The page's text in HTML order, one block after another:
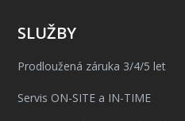
SLUŽBY
Prodloužená záruka 3/4/5 let
Servis ON-SITE a IN-TIME